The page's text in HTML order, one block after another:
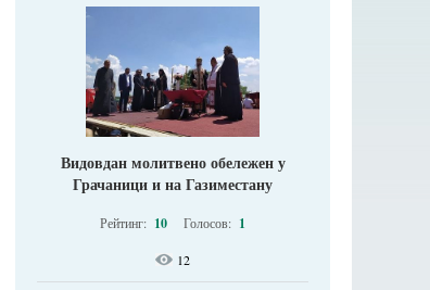
Видовдан молитвено обележен у
Грачаници и на Газиместану
Рейтинг: 10 Голосов: 1
12